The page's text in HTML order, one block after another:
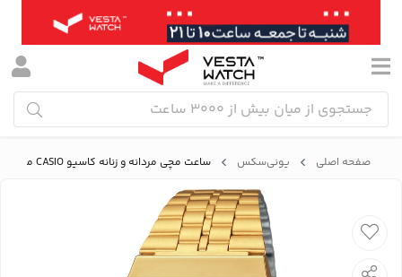
صفحه اصلی یونی‌سکس ساعت مچی مردانه و زنانه کاسیو CASIO مدل A500WGA-1DF